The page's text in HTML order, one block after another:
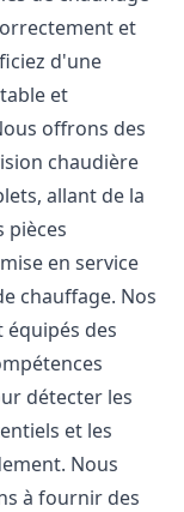
et
d'une
et
offrons des
chaudière
allant de la
pièces
en service
chauffage. Nos
des
détecter les
et les
Nous
à fournir des